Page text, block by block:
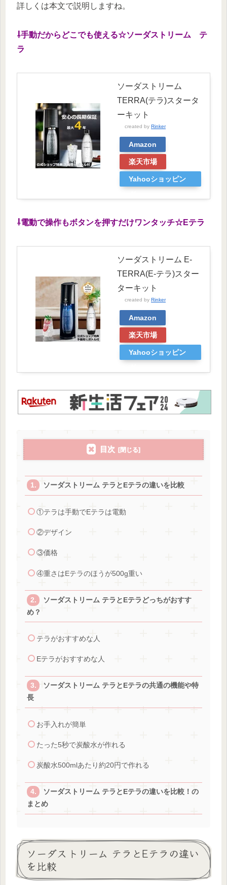
詳しくは本文で説明しますね。
⇩手動だからどこでも使える☆ソーダストリーム テ
ラ
ソーダストリーム
TERRA(テラ)スタータ
ーキット
created by Rinker
Amazon
楽天市場
Yahooショッピン
⇩電動で操作もボタンを押すだけワンタッチ☆Eテラ
ソーダストリーム E-
TERRA(E-テラ)スター
ターキット
created by Rinker
Amazon
楽天市場
Yahooショッピン
目次
ソーダストリーム テラとEテラの違いを比較
①テラは手動でEテラは電動
②デザイン
③価格
④重さはEテラのほうが500g重い
ソーダストリーム テラとEテラどっちがおすす
め？
テラがおすすめな人
Eテラがおすすめな人
ソーダストリーム テラとEテラの共通の機能や特
長
お手入れが簡単
たった5秒で炭酸水が作れる
炭酸水500mlあたり約20円で作れる
ソーダストリーム テラとEテラの違いを比較！の
まとめ
ソーダストリーム テラとEテラの違い
を比較